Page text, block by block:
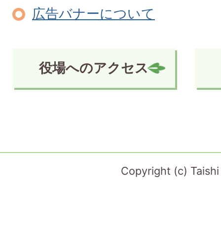
広告バナーについて
役場へのアクセス
Copyright (c)